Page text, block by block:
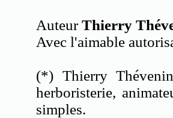
AuteurThierry
Avec l'aimable
(*) Thierry
herboristerie,
simples.